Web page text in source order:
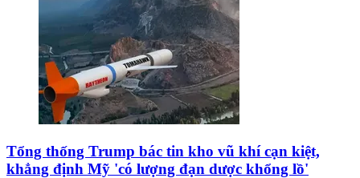
Tổng thống Trump bác tin kho vũ khí cạn kiệt,
khẳng định Mỹ 'có lượng đạn dược khổng lồ'